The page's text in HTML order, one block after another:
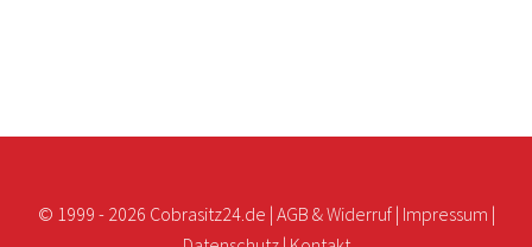
© 1999 - 2026 Cobrasitz24.de | AGB & Widerruf| Impressum |